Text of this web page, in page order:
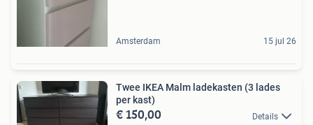
Amsterdam 15 jul 26
Twee IKEA Malm ladekasten (3 lades
per kast)
€ 150,00 Details